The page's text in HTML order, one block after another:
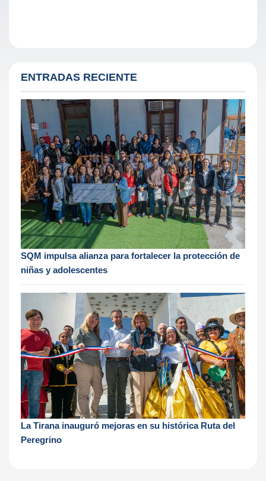
ENTRADAS RECIENTE
SQM impulsa alianza para fortalecer la protección de
niñas y adolescentes
La Tirana inauguró mejoras en su histórica Ruta del
Peregrino